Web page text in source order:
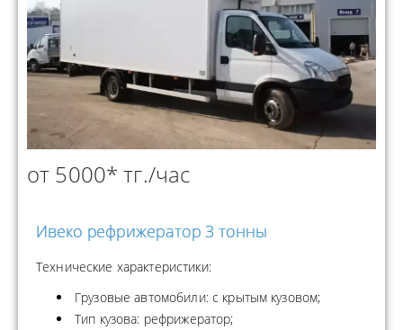
от 5000* тг./час
Ивеко рефрижератор 3 тонны
Технические характеристики:
Грузовые автомобили: с крытым кузовом;
Тип кузова: рефрижератор;